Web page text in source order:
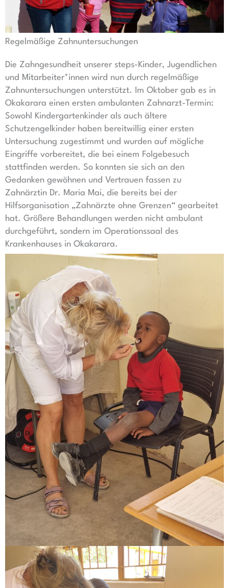
Regelmäßige Zahnuntersuchungen
Die Zahngesundheit unserer steps-Kinder, Jugendlichen
und Mitarbeiter*innen wird nun durch regelmäßige
Zahnuntersuchungen unterstützt. Im Oktober gab es in
Okakarara einen ersten ambulanten Zahnarzt-Termin:
Sowohl Kindergartenkinder als auch ältere
Schutzengelkinder haben bereitwillig einer ersten
Untersuchung zugestimmt und wurden auf mögliche
Eingriffe vorbereitet, die bei einem Folgebesuch
stattfinden werden. So konnten sie sich an den
Gedanken gewöhnen und Vertrauen fassen zu
Zahnärztin Dr. Maria Mai, die bereits bei der
Hilfsorganisation „Zahnärzte ohne Grenzen“ gearbeitet
hat. Größere Behandlungen werden nicht ambulant
durchgeführt, sondern im Operationssaal des
Krankenhauses in Okakarara.